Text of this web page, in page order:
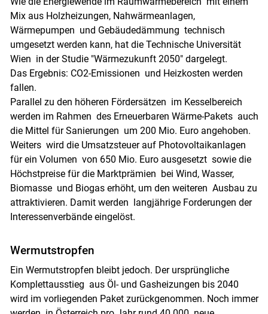
Mix aus Holzheizungen, Nahwärmeanlagen,
Wärmepumpen und Gebäudedämmung technisch
umgesetzt werden kann, hat die Technische Universität
Wien in der Studie "Wärmezukunft 2050" dargelegt.
Das Ergebnis: CO2-Emissionen und Heizkosten werden
fallen.
Parallel zu den höheren Fördersätzen im Kesselbereich
werden im Rahmen des Erneuerbaren Wärme-Pakets auch
die Mittel für Sanierungen um 200 Mio. Euro angehoben.
Weiters wird die Umsatzsteuer auf Photovoltaikanlagen
für ein Volumen von 650 Mio. Euro ausgesetzt sowie die
Höchstpreise für die Marktprämien bei Wind, Wasser,
Biomasse und Biogas erhöht, um den weiteren Ausbau zu
attraktivieren. Damit werden langjährige Forderungen der
Interessenverbände eingelöst.
Wermutstropfen
Ein Wermutstropfen bleibt jedoch. Der ursprüngliche
Komplettausstieg aus Öl- und Gasheizungen bis 2040
wird im vorliegenden Paket zurückgenommen. Noch immer